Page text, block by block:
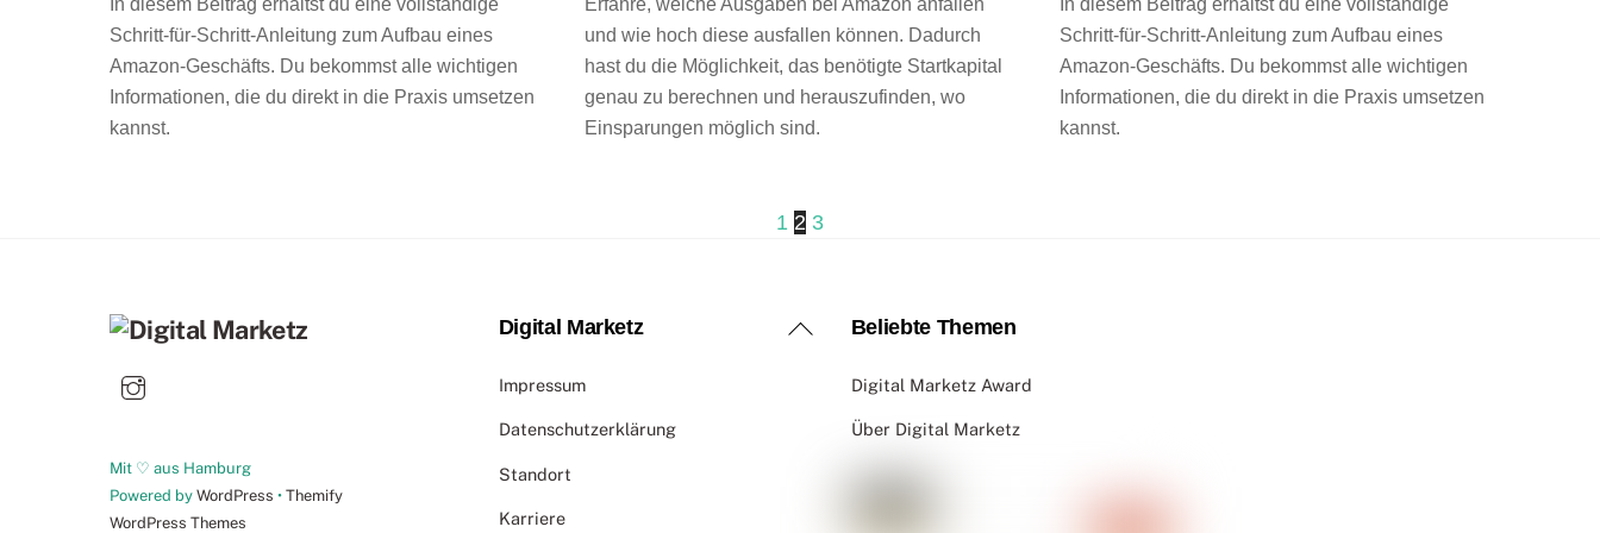
In diesem Beitrag erhältst du eine vollständige
Schritt-für-Schritt-Anleitung zum Aufbau eines
Amazon-Geschäfts. Du bekommst alle wichtigen
Informationen, die du direkt in die Praxis umsetzen
kannst.
Erfahre, welche Ausgaben bei Amazon anfallen
und wie hoch diese ausfallen können. Dadurch
hast du die Möglichkeit, das benötigte Startkapital
genau zu berechnen und herauszufinden, wo
Einsparungen möglich sind.
In diesem Beitrag erhältst du eine vollständige
Schritt-für-Schritt-Anleitung zum Aufbau eines
Amazon-Geschäfts. Du bekommst alle wichtigen
Informationen, die du direkt in die Praxis umsetzen
kannst.
1 2 3
Back
Mit ♡ aus Hamburg
Powered by WordPress • Themify
WordPress Themes
Digital Marketz
Impressum
Datenschutzerklärung
Standort
Karriere
Beliebte Themen
Digital Marketz Award
Über Digital Marketz